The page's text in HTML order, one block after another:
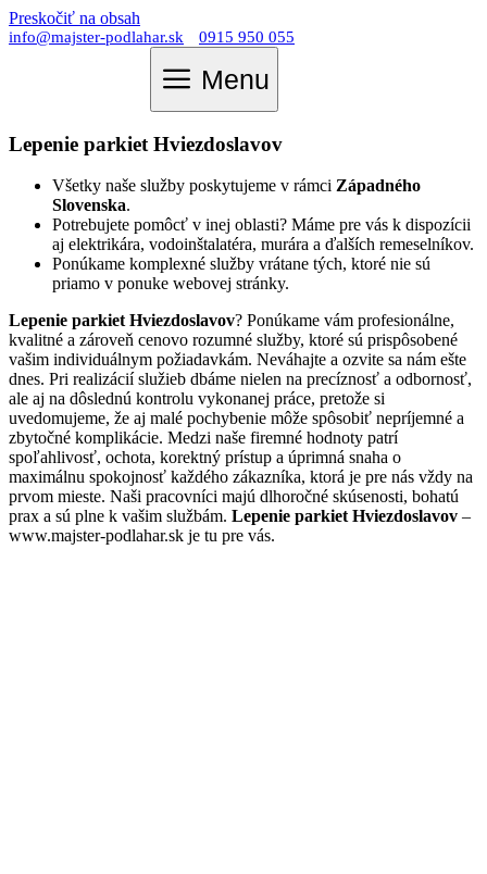
Preskočiť na obsah
info@majster-podlahar.sk 0915 950 055
Menu
Lepenie parkiet Hviezdoslavov
Všetky naše služby poskytujeme v rámci Západného
Slovenska.
Potrebujete pomôcť v inej oblasti? Máme pre vás k dispozícii
aj elektrikára, vodoinštalatéra, murára a ďalších remeselníkov.
Ponúkame komplexné služby vrátane tých, ktoré nie sú
priamo v ponuke webovej stránky.
Lepenie parkiet Hviezdoslavov? Ponúkame vám profesionálne,
kvalitné a zároveň cenovo rozumné služby, ktoré sú prispôsobené
vašim individuálnym požiadavkám. Neváhajte a ozvite sa nám ešte
dnes. Pri realizácií služieb dbáme nielen na precíznosť a odbornosť,
ale aj na dôslednú kontrolu vykonanej práce, pretože si
uvedomujeme, že aj malé pochybenie môže spôsobiť nepríjemné a
zbytočné komplikácie. Medzi naše firemné hodnoty patrí
spoľahlivosť, ochota, korektný prístup a úprimná snaha o
maximálnu spokojnosť každého zákazníka, ktorá je pre nás vždy na
prvom mieste. Naši pracovníci majú dlhoročné skúsenosti, bohatú
prax a sú plne k vašim službám. Lepenie parkiet Hviezdoslavov –
www.majster-podlahar.sk je tu pre vás.